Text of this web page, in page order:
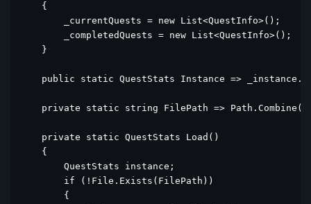
    {
        _currentQuests = new List<QuestInfo>();
        _completedQuests = new List<QuestInfo>();
    }
public static QuestStats Instance =>
private static string FilePath =>
    private static QuestStats Load()
    {
        QuestStats instance;
        if (!File.Exists(FilePath))
        {